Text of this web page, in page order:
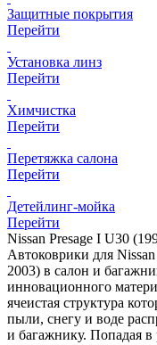
Защитные покрытия
Перейти
Установка линз
Перейти
Химчистка
Перейти
Перетяжка салона
Перейти
Детейлинг-мойка
Перейти
Nissan Presage I U30
Автоковрики для
2003) в салон и
инновационного
ячеистая структура
пыли, снегу и воде
и багажнику. Попадая